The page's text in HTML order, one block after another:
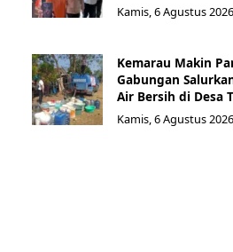
Kamis, 6 Agustus
Kemarau Makin
Gabungan
Air Bersih di Desa
Kamis, 6 Agustus